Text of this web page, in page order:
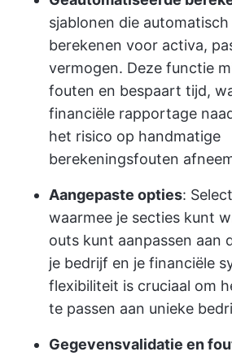
sjablonen die
berekenen voor activa,
vermogen. Deze functie
fouten en bespaart tijd,
financiële rapportage
het risico op handmatige
berekeningsfouten
Aangepaste opties:
waarmee je secties kunt
outs kunt aanpassen aan
je bedrijf en je financiële
flexibiliteit is cruciaal om
te passen aan unieke
Gegevensvalidatie en